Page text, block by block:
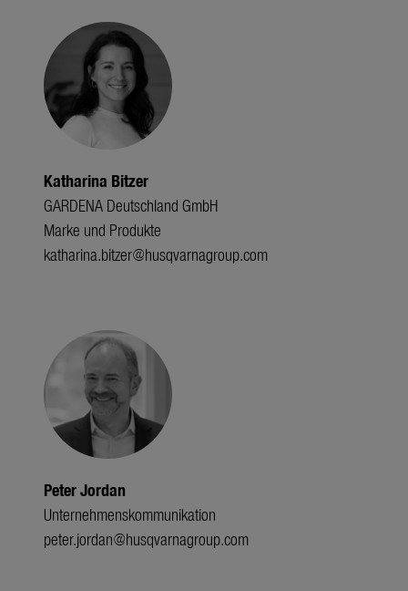
Katharina Bitzer
GARDENA Deutschland GmbH
Marke und Produkte
katharina.bitzer@husqvarnagroup.com
Peter Jordan
Unternehmenskommunikation
peter.jordan@husqvarnagroup.com